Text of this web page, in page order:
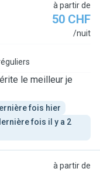
à partir de
50 CHF
/nuit
le meilleur je
fois hier
fois il y a 2
à partir de